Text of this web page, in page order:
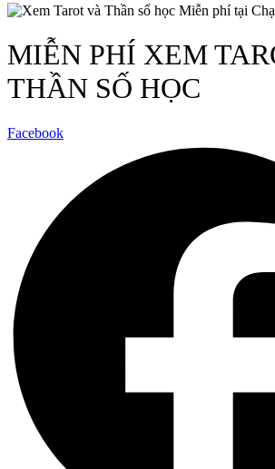
MIỄN PHÍ XEM
THẦN SỐ HỌC
Facebook